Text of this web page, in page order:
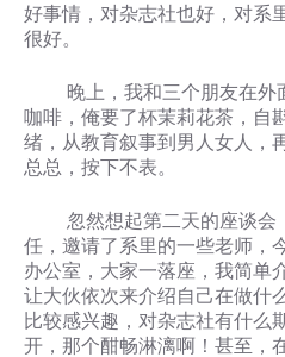
好事情，对杂志社也好，对系
很好。
晚上，我和三个朋友在外
咖啡，俺要了杯茉莉花茶，自
绪，从教育叙事到男人女人，
总总，按下不表。
忽然想起第二天的座谈会
任，邀请了系里的一些老师，
办公室，大家一落座，我简单
让大伙依次来介绍自己在做什
比较感兴趣，对杂志社有什么
开，那个酣畅淋漓啊！甚至，